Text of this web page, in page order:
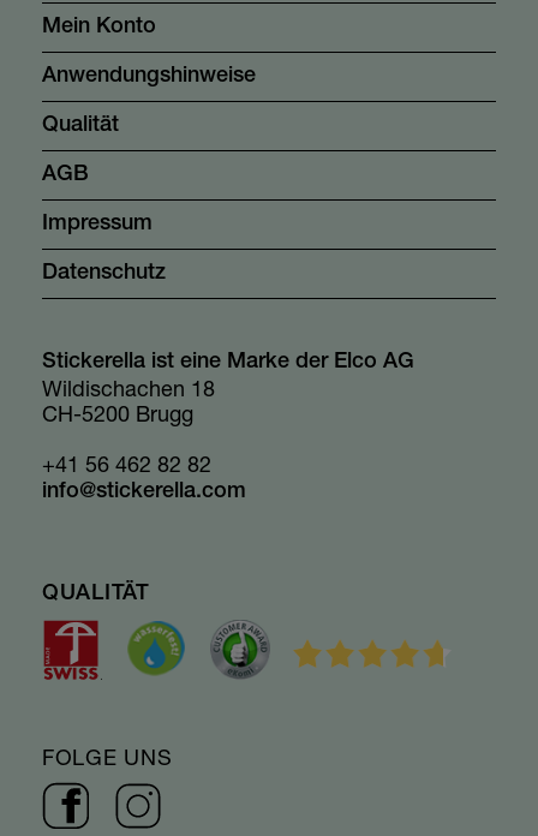
Mein Konto
Anwendungshinweise
Qualität
AGB
Impressum
Datenschutz
Stickerella ist eine Marke der Elco AG
Wildischachen 18
CH-5200 Brugg
+41 56 462 82 82
info@stickerella.com
QUALITÄT
FOLGE UNS